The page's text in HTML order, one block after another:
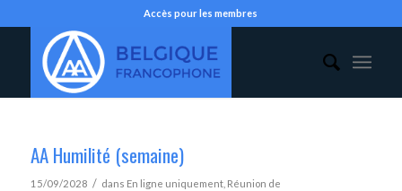
Accès pour les membres
AA Humilité (semaine)
15/09/2028 / dans En ligne uniquement, Réunion de